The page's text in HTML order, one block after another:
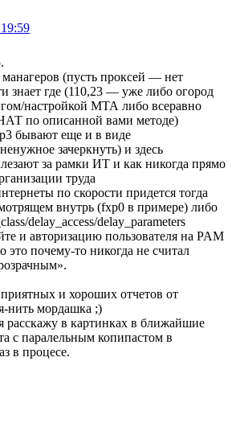
(пусть проксей — нет
знает где (110,23 — уже либо огород
настройкой МТА либо всеравно
по описанной вами методе)
бывают еще и в виде
зачеркнуть) и здесь
за рамки ИТ и как никогда прямо
труда
по скорости придется тогда
внутрь (fxp0 в примере) либо
delay_access/delay_parameters
и авторизацию пользователя на PAM
почему-то никогда не считал
и хороших отчетов от
нить мордашка ;)
расскажу в картинках в ближайшие
с паралельным копипастом в
в процесе.